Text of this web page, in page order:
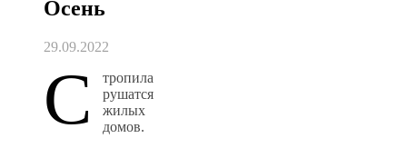
Осень
29.09.2022
С
тропила
рушатся
жилых
домов.